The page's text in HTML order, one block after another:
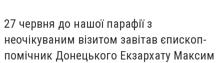
27 червня до нашої парафії з
неочікуваним візитом завітав єпископ-
помічник Донецького Екзархату Максим